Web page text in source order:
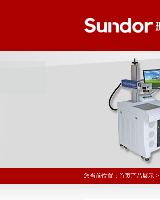
您当前位置： 首页产品展示 >